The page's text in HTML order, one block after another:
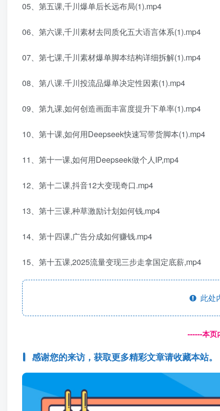
05、第五课,千川爆单后长远布局(1).mp4
06、第六课,千川素材去同质化五大语言体系(1).mp4
07、第七课,千川素材爆单脚本结构详细拆解(1).mp4
08、第八课.千川投流品爆单决定性因素(1).mp4
09、第九课,如何创造画面丰富度提升下单率(1).mp4
10、第十课,如何用Deepseek快速写带货脚本(1).mp4
11、第十一课,如何用Deepseek做个人IP,mp4
12、第十二课,抖音12大变现奇口.mp4
13、第十三课,种草激励计划如何钱,mp4
14、第十四课,广告分成如何赚钱.mp4
15、第十五课,2025流量变现三步走拿国定底薪,mp4
此处
------本页
感谢您的来访，获取更多精彩文章请收藏本站。